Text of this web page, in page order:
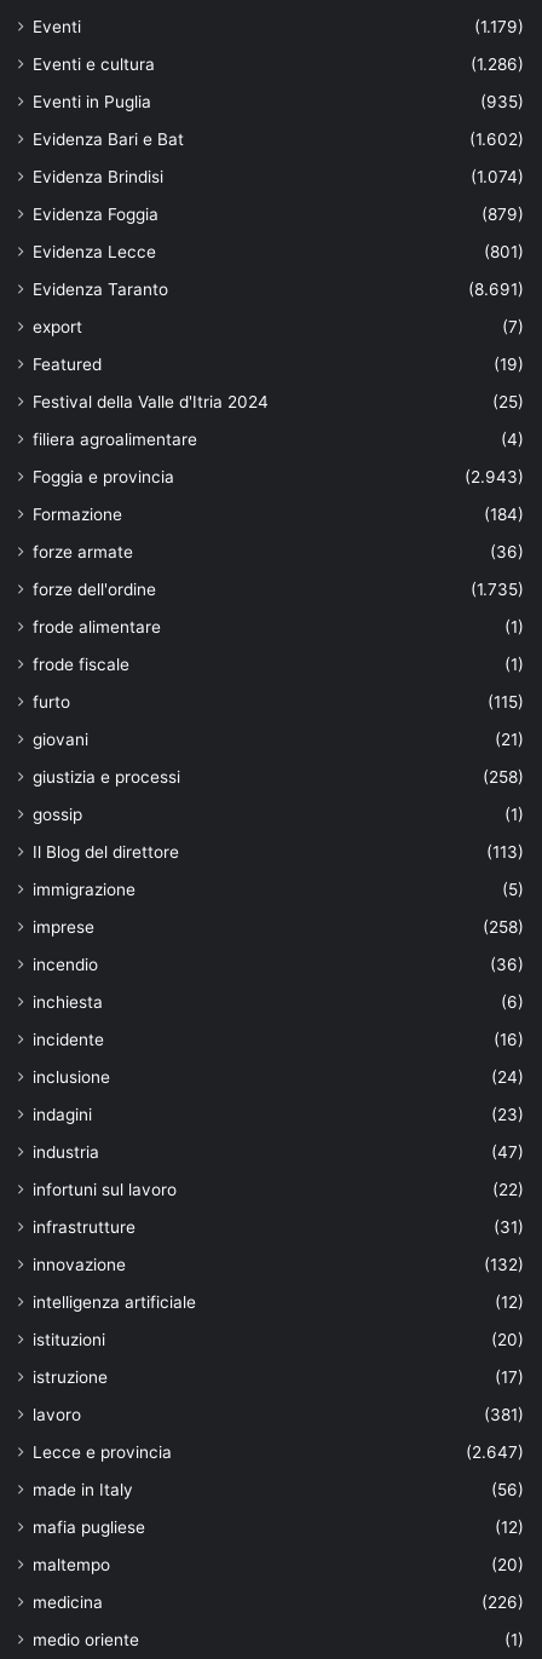
Eventi
(1.179)
Eventi e cultura
(1.286)
Eventi in Puglia
(935)
Evidenza Bari e Bat
(1.602)
Evidenza Brindisi
(1.074)
Evidenza Foggia
(879)
Evidenza Lecce
(801)
Evidenza Taranto
(8.691)
export
(7)
Featured
(19)
Festival della Valle d'Itria 2024
(25)
filiera agroalimentare
(4)
Foggia e provincia
(2.943)
Formazione
(184)
forze armate
(36)
forze dell'ordine
(1.735)
frode alimentare
(1)
frode fiscale
(1)
furto
(115)
giovani
(21)
giustizia e processi
(258)
gossip
(1)
Il Blog del direttore
(113)
immigrazione
(5)
imprese
(258)
incendio
(36)
inchiesta
(6)
incidente
(16)
inclusione
(24)
indagini
(23)
industria
(47)
infortuni sul lavoro
(22)
infrastrutture
(31)
innovazione
(132)
intelligenza artificiale
(12)
istituzioni
(20)
istruzione
(17)
lavoro
(381)
Lecce e provincia
(2.647)
made in Italy
(56)
mafia pugliese
(12)
maltempo
(20)
medicina
(226)
medio oriente
(1)